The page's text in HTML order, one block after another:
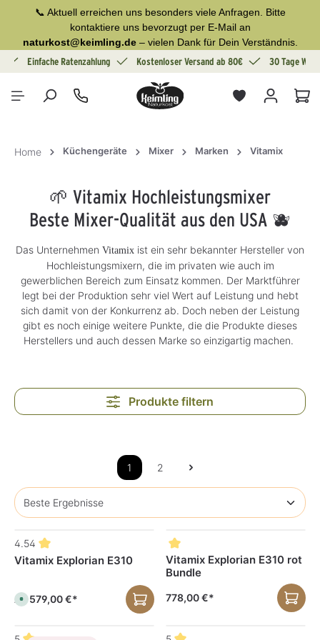
springen
📞 Aktuell erreichen uns besonders viele Anfragen. Bitte
kontaktiere uns bevorzugt per E-Mail an
naturkost@keimling.de– vielen Dank für Dein Verständnis.
Einfache Ratenzahlung Kostenloser Versand ab 80€ 30 Tage
Home Küchengeräte Mixer Marken Vitamix
🌱 Vitamix Hochleistungsmixer
Beste Mixer-Qualität aus den USA 🫐
Das Unternehmen Vitamix ist ein sehr bekannter Hersteller von
Hochleistungsmixern, die im privaten wie auch im
gewerblichen Bereich zum Einsatz kommen. Der Marktführer
legt bei der Produktion sehr viel Wert auf Leistung und hebt
sich damit von der Konkurrenz ab. Doch neben der Leistung
gibt es noch einige weitere Punkte, die die Produkte dieses
Herstellers und auch dessen Marke so einzigartig machen.
Produkte filtern
1 2
Vitamix Explorian E310
4.54
S
o
Ab579,00 €*
Vitamix Explorian E310 rot
Bundle
778,00 €*